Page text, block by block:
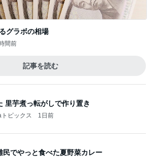
グラボの相場
間前
記事を読む
里芋煮っ転がしで作り置き
ピックス 1日前
民でやっと食べた夏野菜カレー